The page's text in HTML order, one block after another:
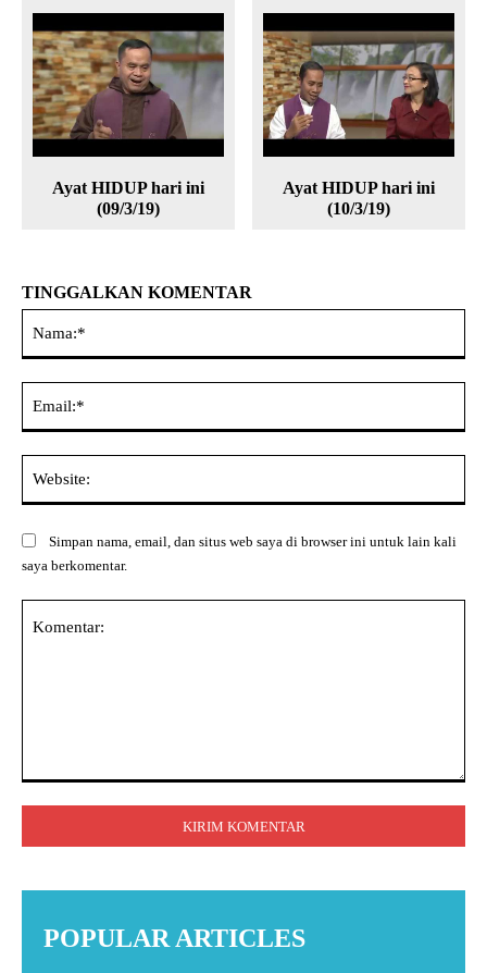
Ayat HIDUP hari ini
(09/3/19)
Ayat HIDUP hari ini
(10/3/19)
TINGGALKAN KOMENTAR
Simpan nama, email, dan situs web saya di browser ini untuk lain kali
saya berkomentar.
POPULAR ARTICLES